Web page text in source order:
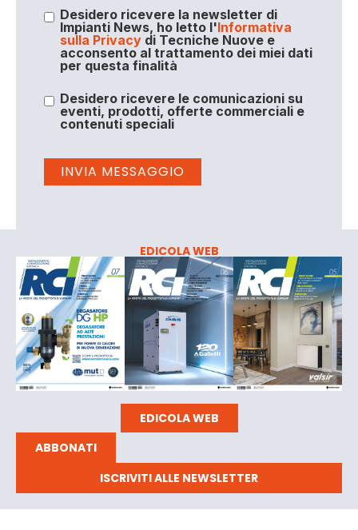
Desidero ricevere la newsletter di
Impianti News, ho letto l'Informativa
sulla Privacydi Tecniche Nuove e
acconsento al trattamento dei miei dati
per questa finalità
Desidero ricevere le comunicazioni su
eventi, prodotti, offerte commerciali e
contenuti speciali
EDICOLA WEB
EDICOLA WEB
ABBONATI
ISCRIVITI ALLE NEWSLETTER